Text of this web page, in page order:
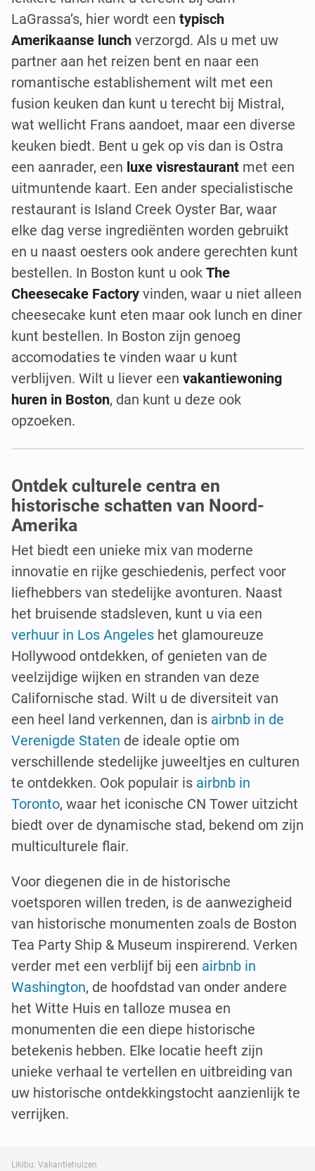
LaGrassa’s, hier wordt een typisch
Amerikaanse lunch verzorgd. Als u met uw
partner aan het reizen bent en naar een
romantische establishement wilt met een
fusion keuken dan kunt u terecht bij Mistral,
wat wellicht Frans aandoet, maar een diverse
keuken biedt. Bent u gek op vis dan is Ostra
een aanrader, een luxe visrestaurant met een
uitmuntende kaart. Een ander specialistische
restaurant is Island Creek Oyster Bar, waar
elke dag verse ingrediënten worden gebruikt
en u naast oesters ook andere gerechten kunt
bestellen. In Boston kunt u ook The
Cheesecake Factory vinden, waar u niet alleen
cheesecake kunt eten maar ook lunch en diner
kunt bestellen. In Boston zijn genoeg
accomodaties te vinden waar u kunt
verblijven. Wilt u liever een vakantiewoning
huren in Boston, dan kunt u deze ook
opzoeken.
Ontdek culturele centra en
historische schatten van Noord-
Amerika
Het biedt een unieke mix van moderne
innovatie en rijke geschiedenis, perfect voor
liefhebbers van stedelijke avonturen. Naast
het bruisende stadsleven, kunt u via een
verhuur in Los Angeles het glamoureuze
Hollywood ontdekken, of genieten van de
veelzijdige wijken en stranden van deze
Californische stad. Wilt u de diversiteit van
een heel land verkennen, dan is airbnb in de
Verenigde Staten de ideale optie om
verschillende stedelijke juweeltjes en culturen
te ontdekken. Ook populair is airbnb in
Toronto, waar het iconische CN Tower uitzicht
biedt over de dynamische stad, bekend om zijn
multiculturele flair.
Voor diegenen die in de historische
voetsporen willen treden, is de aanwezigheid
van historische monumenten zoals de Boston
Tea Party Ship & Museum inspirerend. Verken
verder met een verblijf bij een airbnb in
Washington, de hoofdstad van onder andere
het Witte Huis en talloze musea en
monumenten die een diepe historische
betekenis hebben. Elke locatie heeft zijn
unieke verhaal te vertellen en uitbreiding van
uw historische ontdekkingstocht aanzienlijk te
verrijken.
Likibu: Vakantiehuizen